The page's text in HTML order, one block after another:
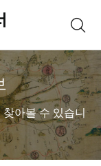
아볼 수 있습니